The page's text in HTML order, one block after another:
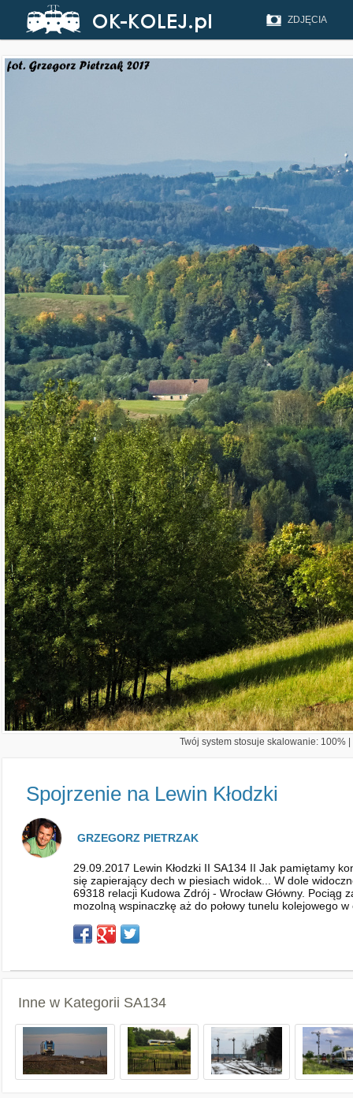
ZDJĘCIA
Twój system stosuje skalowanie: 100%
Spojrzenie na Lewin Kłodzki
GRZEGORZ PIETRZAK
29.09.2017 Lewin Kłodzki II SA134 II Jak pamiętamy
się zapierający dech w piesiach widok... W dole
69318 relacji Kudowa Zdrój - Wrocław Główny.
mozolną wspinaczkę aż do połowy tunelu kolejowego
Inne w Kategorii SA134